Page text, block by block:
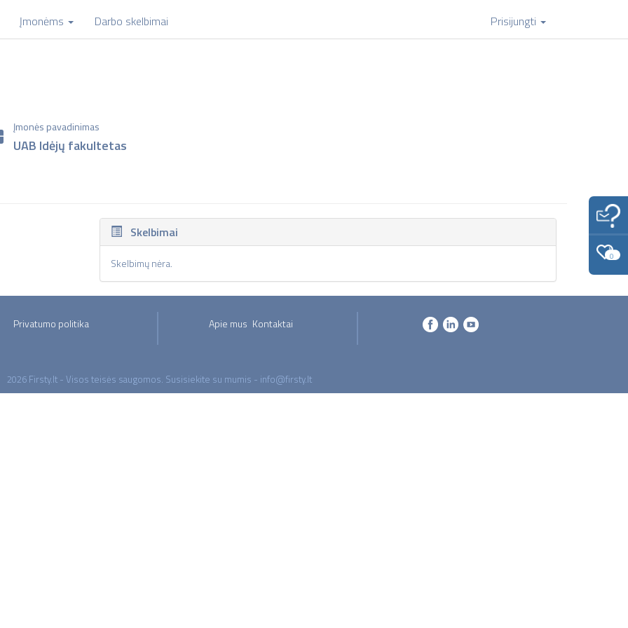
Įmonėms Darbo skelbimai Prisijungti
Įmonės pavadinimas
UAB Idėjų fakultetas
Skelbimai
Skelbimų nėra. 0
Privatumo politika Apie mus Kontaktai
2026 Firsty.lt - Visos teisės saugomos. Susisiekite su mumis - info@firsty.lt